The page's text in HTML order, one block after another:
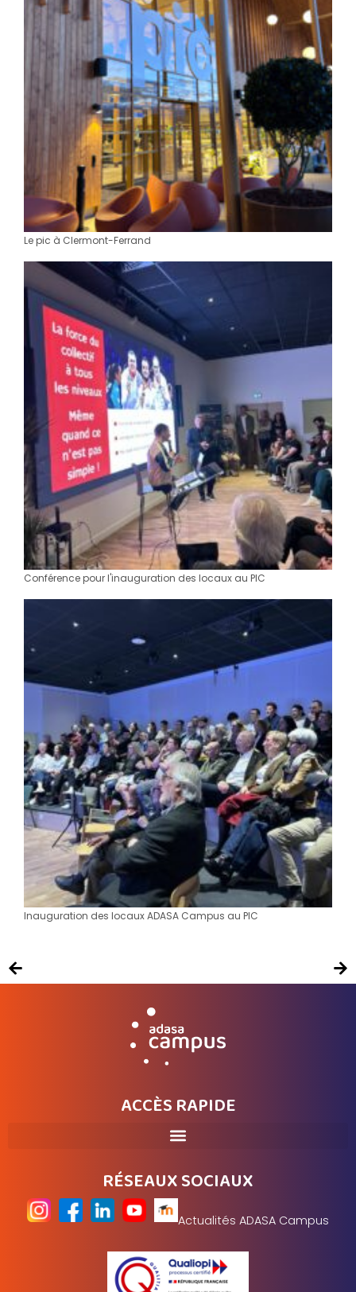
Le pic à Clermont-Ferrand
Conférence pour l'inauguration des locaux au PIC
Inauguration des locaux ADASA Campus au PIC
ACCÈS RAPIDE
RÉSEAUX SOCIAUX
Actualités ADASA Campus